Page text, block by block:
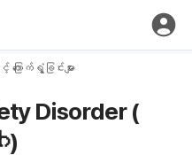
ာက်ရွံ့ခြင်းများ
Disorder (
)